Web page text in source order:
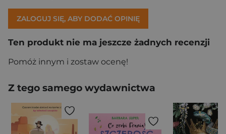
ZALOGUJ SIĘ, ABY DODAĆ OPINIĘ
Ten produkt nie ma jeszcze żadnych recenzji
Pomóż innym i zostaw ocenę!
Z tego samego wydawnictwa